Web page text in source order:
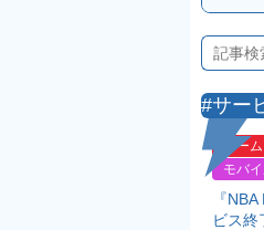
#サー
ゲーム
モバ
『
ビス終